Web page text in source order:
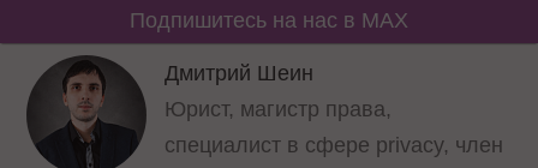
Подпишитесь на нас в MAX
Дмитрий Шеин
Юрист, магистр права,
специалист в сфере privacy, член